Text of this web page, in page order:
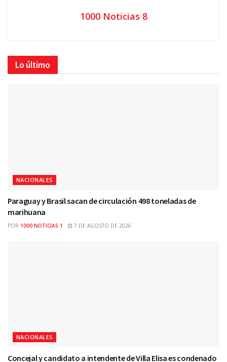
1000 Noticias 8
Lo último
NACIONALES
Paraguay y Brasil sacan de circulación 498 toneladas de
marihuana
POR 1000 NOTICIAS 1 7 DE AGOSTO DE 2026
NACIONALES
Concejal y candidato a intendente de Villa Elisa es condenado